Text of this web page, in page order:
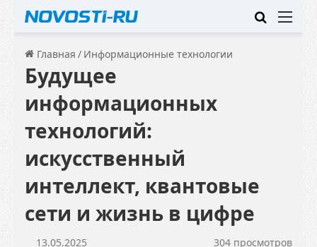
Искать
Главная / Информационные технологии
Будущее
информационных
технологий:
искусственный
интеллект, квантовые
сети и жизнь в цифре
13.05.2025 304 просмотров